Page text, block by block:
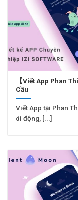
【Viết App Phan
Cầu
Viết App tại Phan
di động, [...]